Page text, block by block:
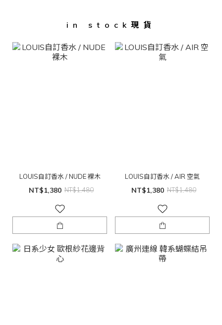
in stock現貨
LOUIS自訂香水 / NUDE 裸木
NT$1,380 NT$1,480
LOUIS自訂香水 / AIR 空氣
NT$1,380 NT$1,480